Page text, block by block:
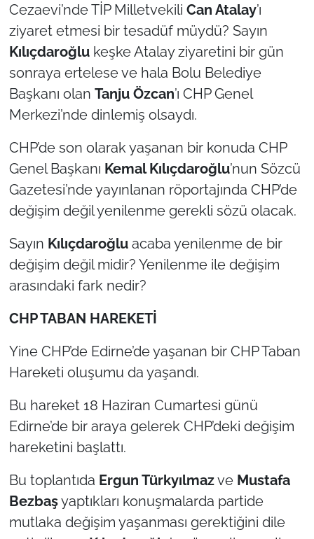
Cezaevi’nde TİP Milletvekili Can Atalay’ı
ziyaret etmesi bir tesadüf müydü? Sayın
Kılıçdaroğlukeşke Atalay ziyaretini bir gün
sonraya ertelese ve hala Bolu Belediye
Başkanı olan Tanju Özcan’ı CHP Genel
Merkezi’nde dinlemiş olsaydı.
CHP’de son olarak yaşanan bir konuda CHP
Genel Başkanı Kemal Kılıçdaroğlu’nun Sözcü
Gazetesi’nde yayınlanan röportajında CHP’de
değişim değil yenilenme gerekli sözü olacak.
Sayın Kılıçdaroğluacaba yenilenme de bir
değişim değil midir? Yenilenme ile değişim
arasındaki fark nedir?
CHP TABAN HAREKETİ
Yine CHP’de Edirne’de yaşanan bir CHP Taban
Hareketi oluşumu da yaşandı.
Bu hareket 18 Haziran Cumartesi günü
Edirne’de bir araya gelerek CHP’deki değişim
hareketini başlattı.
Bu toplantıda Ergun Türkyılmazve Mustafa
Bezbaşyaptıkları konuşmalarda partide
mutlaka değişim yaşanması gerektiğini dile
Canlı Maç
Finans
Genel-A